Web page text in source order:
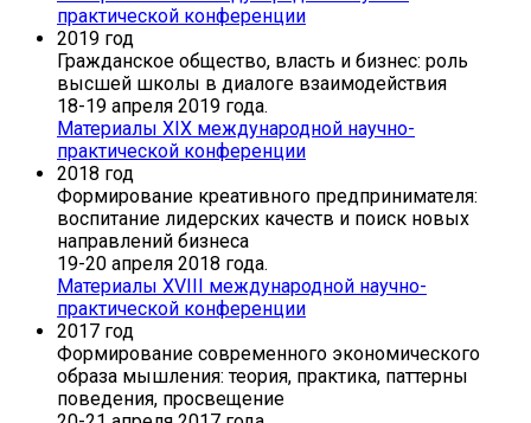
практической конференции
2019 год
Гражданское общество, власть и бизнес: роль
высшей школы в диалоге взаимодействия
18-19 апреля 2019 года.
Материалы XIХ международной научно-
практической конференции
2018 год
Формирование креативного предпринимателя:
воспитание лидерских качеств и поиск новых
направлений бизнеса
19-20 апреля 2018 года.
Материалы XVIII международной научно-
практической конференции
2017 год
Формирование современного экономического
образа мышления: теория, практика, паттерны
поведения, просвещение